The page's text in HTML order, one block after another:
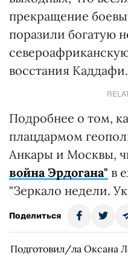
прекращение
поразили богатую
восстания Каддафи.
Подробнее о том,
плацдармом
Анкары и Москвы,
война Эрдогана" в
"Зеркало недели.
Поделиться
Подготовил/ла Оксана